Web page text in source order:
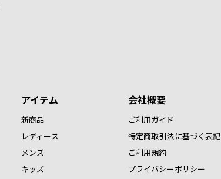
アイテム
新商品
レディース
メンズ
キッズ
会社概要
ご利用ガイド
特定商取引法に基づく表記
ご利用規約
プライバシーポリシー